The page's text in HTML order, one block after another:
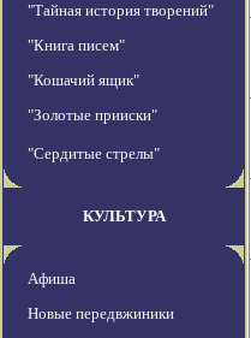
"Тайная история творений"
"Книга писем"
"Кошачий ящик"
"Золотые прииски"
"Сердитые стрелы"
КУЛЬТУРА
Афиша
Новые передвжиники